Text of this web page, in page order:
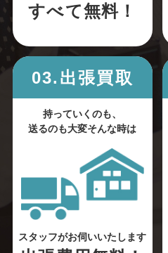
すべて無料！
03.出張買取
持っていくのも、
送るのも大変そんな時は
スタッフがお伺いいたします